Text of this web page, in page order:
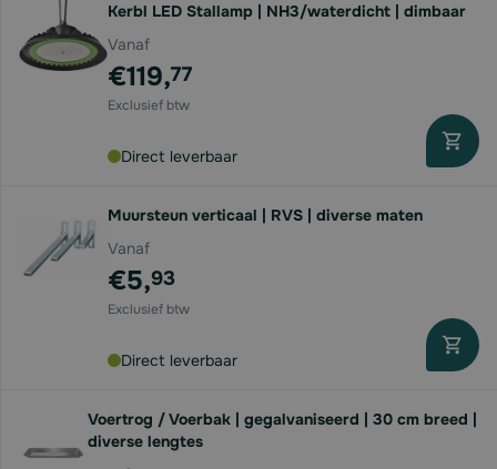
Kerbl LED Stallamp | NH3/waterdicht | dimbaar
Vanaf
€119,77
Direct leverbaar
Muursteun verticaal | RVS | diverse maten
Vanaf
€5,93
Direct leverbaar
Voertrog / Voerbak | gegalvaniseerd | 30 cm breed |
diverse lengtes